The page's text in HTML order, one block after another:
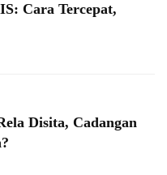
Cara Tercepat,
Disita, Cadangan